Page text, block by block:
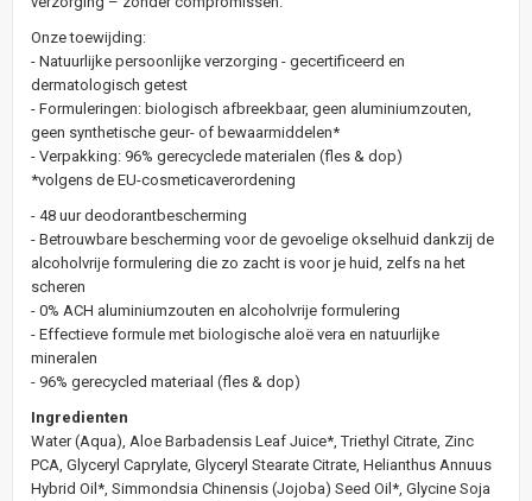
Onze toewijding:
- Natuurlijke persoonlijke verzorging - gecertificeerd en
dermatologisch getest
- Formuleringen: biologisch afbreekbaar, geen aluminiumzouten,
geen synthetische geur- of bewaarmiddelen*
- Verpakking: 96% gerecyclede materialen (fles & dop)
*volgens de EU-cosmeticaverordening
- 48 uur deodorantbescherming
- Betrouwbare bescherming voor de gevoelige okselhuid dankzij de
alcoholvrije formulering die zo zacht is voor je huid, zelfs na het
scheren
- 0% ACH aluminiumzouten en alcoholvrije formulering
- Effectieve formule met biologische aloë vera en natuurlijke
mineralen
- 96% gerecycled materiaal (fles & dop)
Ingredienten
Water (Aqua), Aloe Barbadensis Leaf Juice*, Triethyl Citrate, Zinc
PCA, Glyceryl Caprylate, Glyceryl Stearate Citrate, Helianthus Annuus
Hybrid Oil*, Simmondsia Chinensis (Jojoba) Seed Oil*, Glycine Soja